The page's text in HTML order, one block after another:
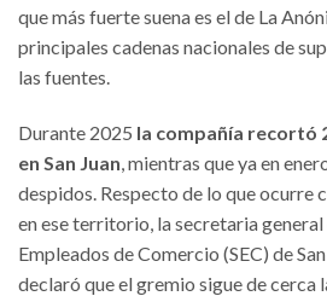
que más fuerte suena es el de La
principales cadenas nacionales de
las fuentes.
Durante 2025 la compañía recortó
en San Juan, mientras que ya en
despidos. Respecto de lo que ocurre
en ese territorio, la secretaria
Empleados de Comercio (SEC) de
declaró que el gremio sigue de cerca